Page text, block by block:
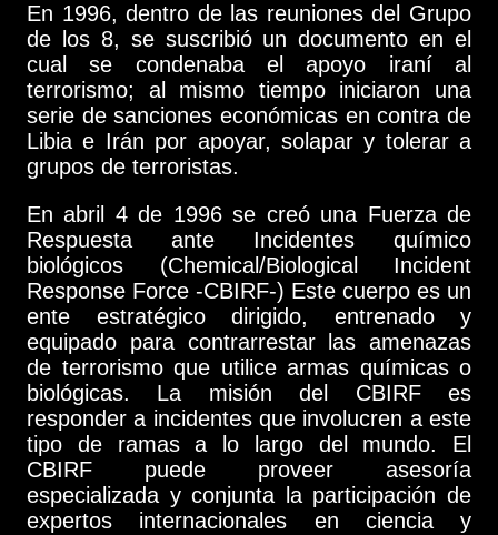
En 1996, dentro de las reuniones del Grupo
de los 8, se suscribió un documento en el
cual se condenaba el apoyo iraní al
terrorismo; al mismo tiempo iniciaron una
serie de sanciones económicas en contra de
Libia e Irán por apoyar, solapar y tolerar a
grupos de terroristas.
En abril 4 de 1996 se creó una Fuerza de
Respuesta ante Incidentes químico
biológicos (Chemical/Biological Incident
Response Force -CBIRF-) Este cuerpo es un
ente estratégico dirigido, entrenado y
equipado para contrarrestar las amenazas
de terrorismo que utilice armas químicas o
biológicas. La misión del CBIRF es
responder a incidentes que involucren a este
tipo de ramas a lo largo del mundo. El
CBIRF puede proveer asesoría
especializada y conjunta la participación de
expertos internacionales en ciencia y